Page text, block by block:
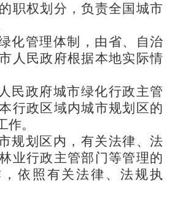
职权划分，负责全国城市
化管理体制，由省、自治
人民政府根据本地实际情
民政府城市绿化行政主管
行政区域内城市规划区的
作。
规划区内，有关法律、法
业行政主管部门等管理的
依照有关法律、法规执